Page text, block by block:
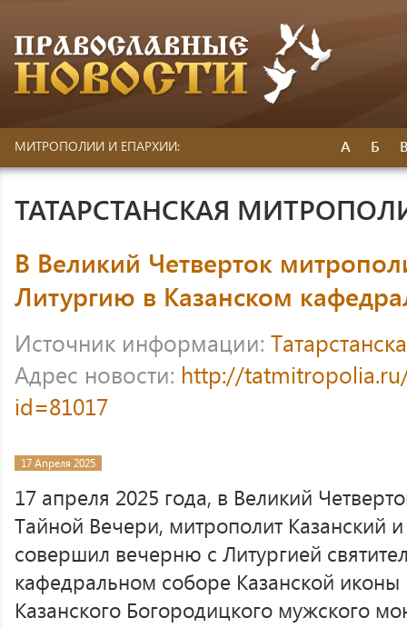
МИТРОПОЛИИ И ЕПАРХИИ: А Б
ТАТАРСТАНСКАЯ
В Великий Четверток
Литургию в Казанском
Источник информации:
Адрес новости: http://
id=81017
17 Апреля 2025
17 апреля 2025 года, в Великий
Тайной Вечери, митрополит Казанский
совершил вечерню с Литургией
кафедральном соборе Казанской
Казанского Богородицкого мужского